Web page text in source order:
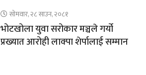
सोमवार, २८ साउन, २०८१
भोटखोला युवा सरोकार मञ्चले गर्यो
प्रख्यात आरोही लाक्पा शेर्पालाई सम्मान